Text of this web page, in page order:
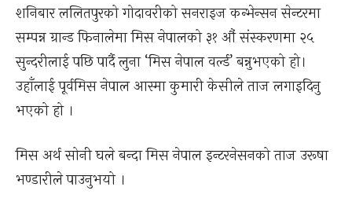
शनिबार ललितपुरको गोदावरीको सनराइज कन्भेन्सन सेन्टरमा
सम्पन्न ग्रान्ड फिनालेमा मिस नेपालको ३१ औं संस्करणमा २५
सुन्दरीलाई पछि पार्दै लुना ‘मिस नेपाल वर्ल्ड’ बन्नुभएको हो।
उहाँलाई पूर्वमिस नेपाल आस्मा कुमारी केसीले ताज लगाइदिनु
भएको हो ।
मिस अर्थ सोनी घले बन्दा मिस नेपाल इन्टरनेसनको ताज उरूषा
भण्डारीले पाउनुभयो ।